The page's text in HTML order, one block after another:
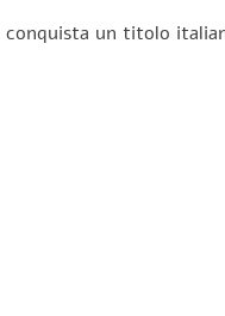
un titolo